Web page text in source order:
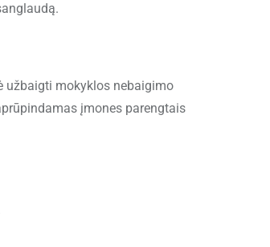
užbaigti mokyklos nebaigimo
įmones parengtais